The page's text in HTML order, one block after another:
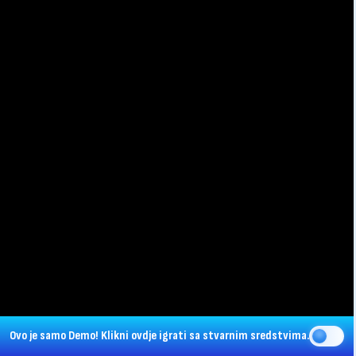
Ovo je samo Demo!Klikni ovdjeigrati sa stvarnim sredstvima.